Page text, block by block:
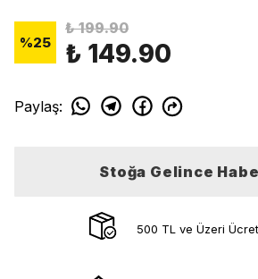
%25
₺ 199.90
₺ 149.90
Paylaş:
Stoğa Gelince
500 TL ve Üzeri